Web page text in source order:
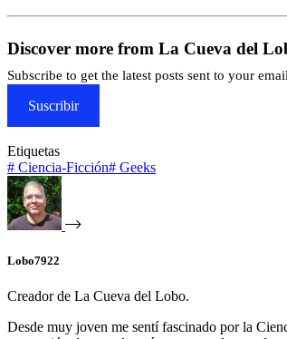
Discover more from La Cueva del
Subscribe to get the latest posts sent to your
Suscribir
Etiquetas
# Ciencia-Ficción# Geeks
Lobo7922
Creador de La Cueva del Lobo.
Desde muy joven me sentí fascinado por la